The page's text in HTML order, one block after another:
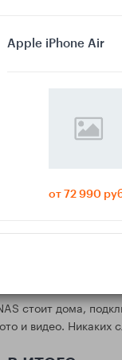
и Android
и видео с iPhone
портов и
через
наконец-то
многих пугают
стоит дома,
и видео.
Apple iPhone Air
от 72 990